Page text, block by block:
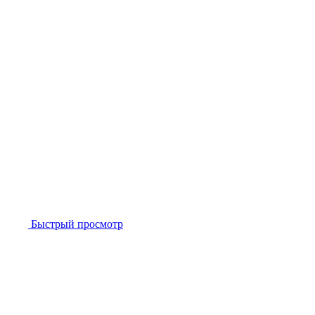
Быстрый просмотр